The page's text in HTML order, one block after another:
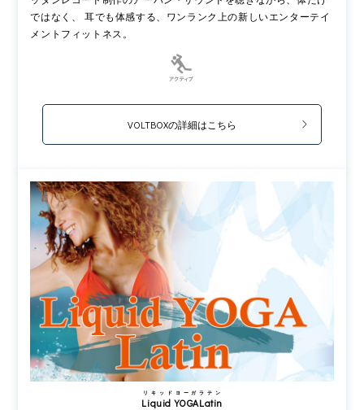
ではなく、 耳でも体感する、ワンランク上の新しいエンターテイ
メントフィットネス。
VOLTBOXの詳細はこちら
Liquid YOGALatin
リキッドヨーガラテン